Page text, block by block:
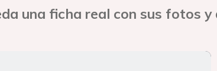
una ficha real con sus fotos y